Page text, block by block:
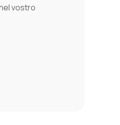
vostro